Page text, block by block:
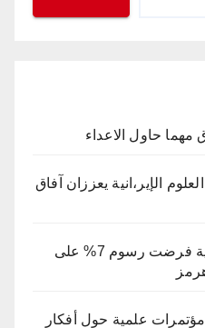
مهما حاول الاعداء
الإير،انية يعززان آفاق
الجمهورية الإسلامية الإيرا، نية فرضت رسوم 7% على
مؤتمرات علمية حول أفكار